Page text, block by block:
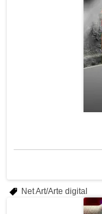
Net Art/Arte digital